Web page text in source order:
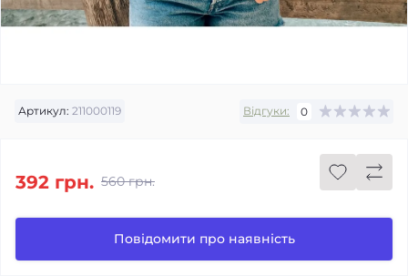
Артикул: 211000119 Відгуки: 0
560 грн.
392 грн.
Повідомити про наявність